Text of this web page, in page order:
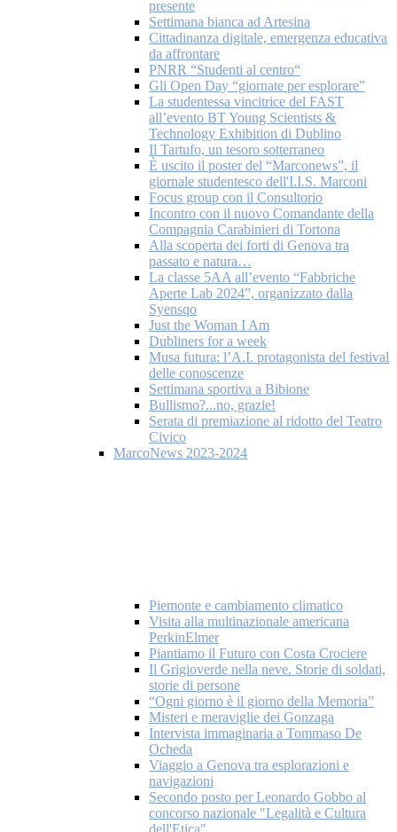
presente
Settimana bianca ad Artesina
Cittadinanza digitale, emergenza educativa
da affrontare
PNRR “Studenti al centro“
Gli Open Day “giornate per esplorare”
La studentessa vincitrice del FAST
all’evento BT Young Scientists &
Technology Exhibition di Dublino
Il Tartufo, un tesoro sotterraneo
È uscito il poster del “Marconews”, il
giornale studentesco dell'I.I.S. Marconi
Focus group con il Consultorio
Incontro con il nuovo Comandante della
Compagnia Carabinieri di Tortona
Alla scoperta dei forti di Genova tra
passato e natura…
La classe 5AA all’evento “Fabbriche
Aperte Lab 2024”, organizzato dalla
Syensqo
Just the Woman I Am
Dubliners for a week
Musa futura: l’A.I. protagonista del festival
delle conoscenze
Settimana sportiva a Bibione
Bullismo?...no, grazie!
Serata di premiazione al ridotto del Teatro
Civico
MarcoNews 2023-2024
Piemonte e cambiamento climatico
Visita alla multinazionale americana
PerkinElmer
Piantiamo il Futuro con Costa Crociere
Il Grigioverde nella neve. Storie di soldati,
storie di persone
“Ogni giorno è il giorno della Memoria”
Misteri e meraviglie dei Gonzaga
Intervista immaginaria a Tommaso De
Ocheda
Viaggio a Genova tra esplorazioni e
navigazioni
Secondo posto per Leonardo Gobbo al
concorso nazionale "Legalità e Cultura